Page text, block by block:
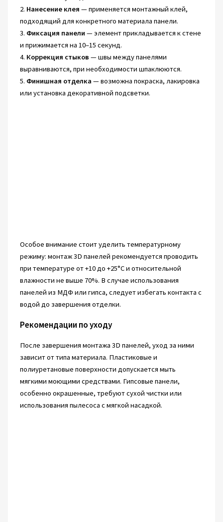
2. Нанесение клея — применяется монтажный клей,
подходящий для конкретного материала панели.
3. Фиксация панели — элемент прикладывается к стене
и прижимается на 10–15 секунд.
4. Коррекция стыков — швы между панелями
выравниваются, при необходимости шпаклюются.
5. Финишная отделка — возможна покраска, лакировка
или установка декоративной подсветки.
Особое внимание стоит уделить температурному
режиму: монтаж 3D панелей рекомендуется проводить
при температуре от +10 до +25°C и относительной
влажности не выше 70%. В случае использования
панелей из МДФ или гипса, следует избегать контакта с
водой до завершения отделки.
Рекомендации по уходу
После завершения монтажа 3D панелей, уход за ними
зависит от типа материала. Пластиковые и
полиуретановые поверхности допускается мыть
мягкими моющими средствами. Гипсовые панели,
особенно окрашенные, требуют сухой чистки или
использования пылесоса с мягкой насадкой.